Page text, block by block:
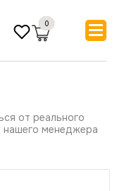
0
от реального
нашего менеджера